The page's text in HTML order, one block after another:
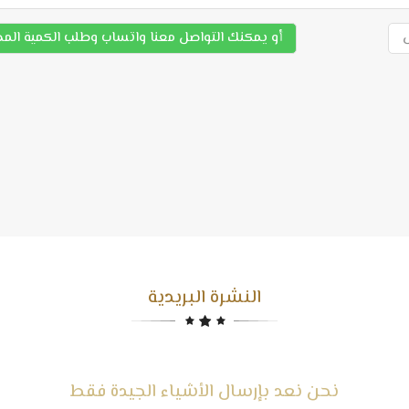
أو يمكنك التواصل معنا واتساب وطلب الكمية
النشرة البريدية
نحن نعد بإرسال الأشياء الجيدة فقط